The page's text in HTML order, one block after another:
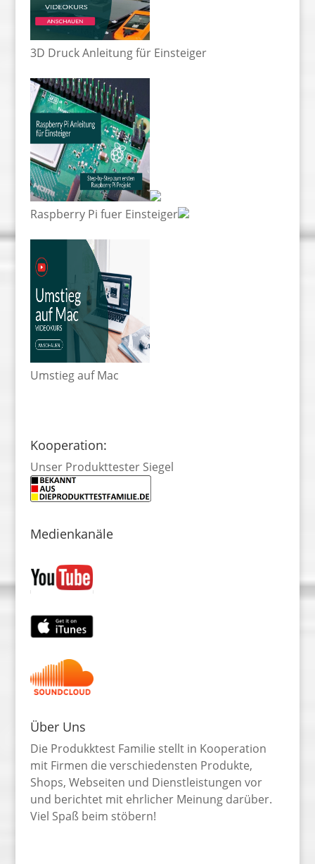
3D Druck Anleitung für Einsteiger
Raspberry Pi fuer Einsteiger
Umstieg auf Mac
Kooperation:
Unser Produkttester Siegel
Medienkanäle
Über Uns
Die Produkktest Familie stellt in Kooperation
mit Firmen die verschiedensten Produkte,
Shops, Webseiten und Dienstleistungen vor
und berichtet mit ehrlicher Meinung darüber.
Viel Spaß beim stöbern!